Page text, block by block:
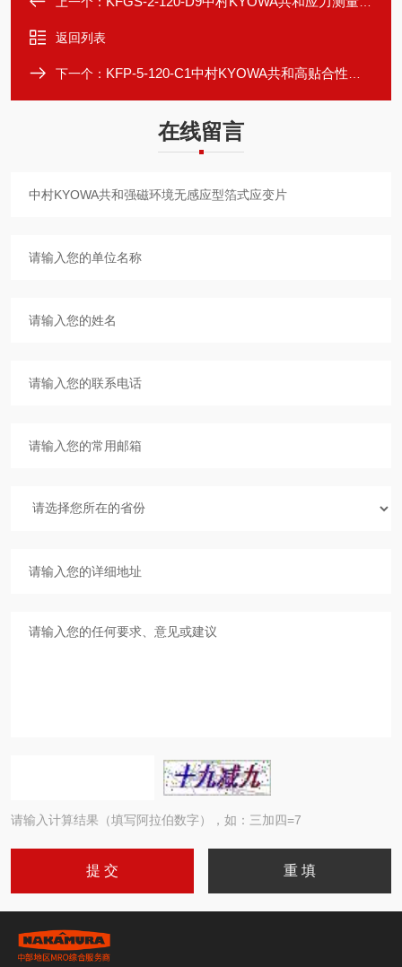
返回列表
下一个： KFP-5-120-C1中村KYOWA共和高贴合性塑料专用箔式应变片
在线留言
请输入计算结果（填写阿拉伯数字），如：三加四=7